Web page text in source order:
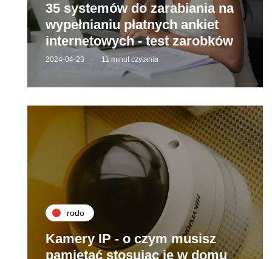
35 systemów do zarabiania na
wypełnianiu płatnych ankiet
internetowych - test zarobków
2024-04-23 11 minut czytania
rodo
Kamery IP - o czym musisz
pamiętać stosując je w domu